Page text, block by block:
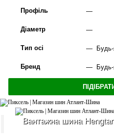
Профіль
Діаметр
Тип осі
Бренд
Вантажна шина Hengtar